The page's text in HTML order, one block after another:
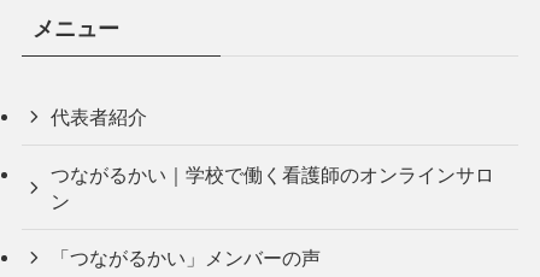
メニュー
代表者紹介
つながるかい｜学校で働く看護師のオンラインサロ
ン
「つながるかい」メンバーの声